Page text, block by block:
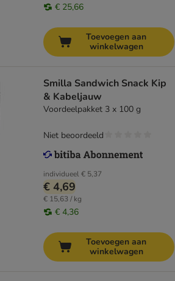
€ 25,66
Toevoegen aan
winkelwagen
Smilla Sandwich Snack Kip
& Kabeljauw
Voordeelpakket 3 x 100 g
individueel€ 5,37
€ 4,69
€ 15,63 / kg
€ 4,36
Niet beoordeeld
Toevoegen aan
winkelwagen